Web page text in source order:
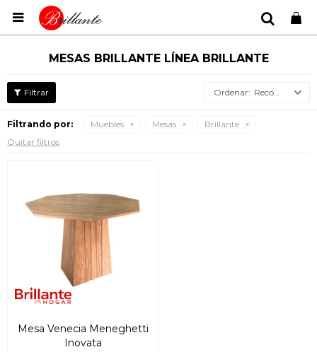

MESAS BRILLANTE LÍNEA BRILLANTE
Recomendados
Filtrando por: Muebles Mesas
Brillante
Quitar filtros
Mesa Venecia Meneghetti
Inovata